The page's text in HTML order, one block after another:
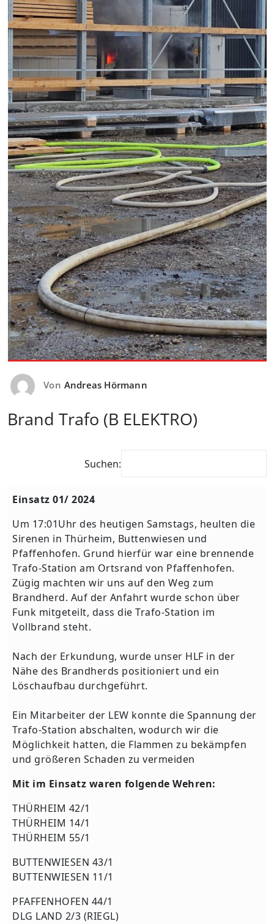
Von Andreas Hörmann
Brand Trafo (B ELEKTRO)
Suchen:
Einsatz 01/ 2024
Um 17:01Uhr des heutigen Samstags, heulten die
Sirenen in Thürheim, Buttenwiesen und
Pfaffenhofen. Grund hierfür war eine brennende
Trafo-Station am Ortsrand von Pfaffenhofen.
Zügig machten wir uns auf den Weg zum
Brandherd. Auf der Anfahrt wurde schon über
Funk mitgeteilt, dass die Trafo-Station im
Vollbrand steht.
Nach der Erkundung, wurde unser HLF in der
Nähe des Brandherds positioniert und ein
Löschaufbau durchgeführt.
Ein Mitarbeiter der LEW konnte die Spannung der
Trafo-Station abschalten, wodurch wir die
Möglichkeit hatten, die Flammen zu bekämpfen
und größeren Schaden zu vermeiden
Mit im Einsatz waren folgende Wehren:
THÜRHEIM 42/1
THÜRHEIM 14/1
THÜRHEIM 55/1
BUTTENWIESEN 43/1
BUTTENWIESEN 11/1
PFAFFENHOFEN 44/1
DLG LAND 2/3 (RIEGL)